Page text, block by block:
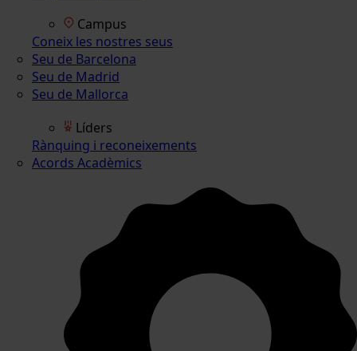
Campus
Coneix les nostres seus
Seu de Barcelona
Seu de Madrid
Seu de Mallorca
Líders
Rànquing i reconeixements
Acords Acadèmics